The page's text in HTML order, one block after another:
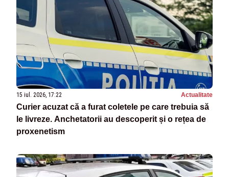
15 iul. 2026, 17:22 Actualitate
Curier acuzat că a furat coletele pe care trebuia să
le livreze. Anchetatorii au descoperit și o rețea de
proxenetism